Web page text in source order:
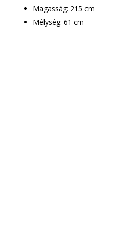
Magasság: 215 cm
Mélység: 61 cm